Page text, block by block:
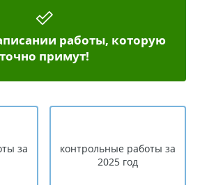
работы, которую
точно примут!
за
контрольные работы за
2025 год